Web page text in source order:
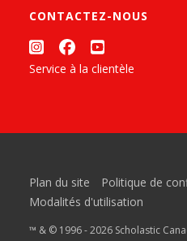
CONTACTEZ-NOUS
Service à la clientèle
Plan du site
Politique de
Modalités d'utilisation
™ & © 1996 - 2026 Scholastic